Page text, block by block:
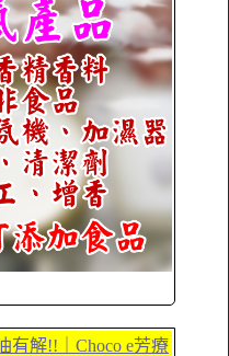
有解!!｜Choco e芳療